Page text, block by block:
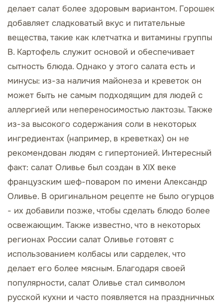
делает салат более здоровым вариантом. Горошек
добавляет сладковатый вкус и питательные
вещества, такие как клетчатка и витамины группы
B. Картофель служит основой и обеспечивает
сытность блюда. Однако у этого салата есть и
минусы: из-за наличия майонеза и креветок он
может быть не самым подходящим для людей с
аллергией или непереносимостью лактозы. Также
из-за высокого содержания соли в некоторых
ингредиентах (например, в креветках) он не
рекомендован людям с гипертонией. Интересный
факт: салат Оливье был создан в XIX веке
французским шеф-поваром по имени Александр
Оливье. В оригинальном рецепте не было огурцов
- их добавили позже, чтобы сделать блюдо более
освежающим. Также известно, что в некоторых
регионах России салат Оливье готовят с
использованием колбасы или сарделек, что
делает его более мясным. Благодаря своей
популярности, салат Оливье стал символом
русской кухни и часто появляется на праздничных